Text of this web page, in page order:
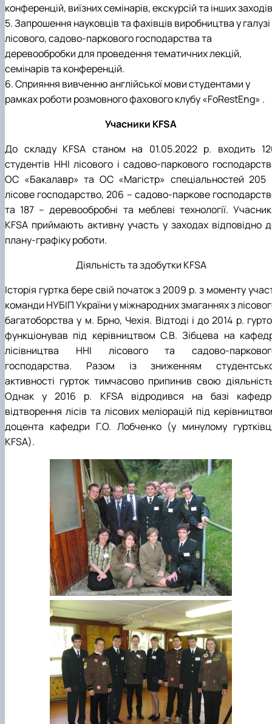
конференцій, виїзних семінарів, екскурсій та інших
5. Запрошення науковців та фахівців виробництва у галузі
лісового, садово-паркового господарства та
деревообробки для проведення тематичних лекцій,
семінарів та конференцій.
6. Сприяння вивченню англійської мови студентами у
рамках роботи розмовного фахового клубу «FoRestEng» .
Учасники KFSA
До складу KFSA станом на 01.05.2022 р. входить
студентів ННІ лісового і садово-паркового
ОС «Бакалавр» та ОС «Магістр» спеціальностей 205
лісове господарство, 206 – садово-паркове
та 187 – деревообробні та меблеві технології.
KFSA приймають активну участь у заходах відповідно
плану-графіку роботи.
Діяльність та здобутки KFSA
Історія гуртка бере свій початок з 2009 р. з моменту
команди НУБІП України у міжнародних змаганнях з
багатоборства у м. Брно, Чехія. Відтоді і до 2014 р.
функціонував під керівництвом С.В. Зібцева на
лісівництва ННІ лісового та садово-
господарства. Разом із зниженням
активності гурток тимчасово припинив свою
Однак у 2016 р. KFSA відродився на базі
відтворення лісів та лісових меліорацій під
доцента кафедри Г.О. Лобченко (у минулому
KFSA).